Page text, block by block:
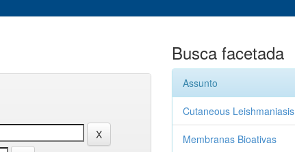
Busca facetada
Assunto
Cutaneous Leishmaniasis
Membranas Bioativas